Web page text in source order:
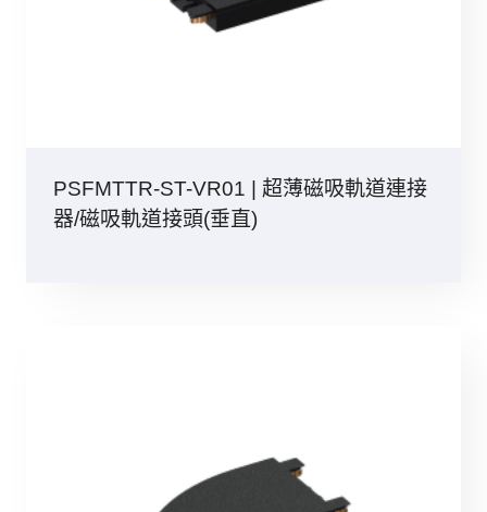
PSFMTTR-ST-VR01 | 超薄磁吸軌道連接
器/磁吸軌道接頭(垂直)